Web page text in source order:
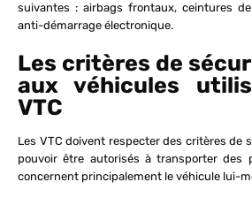
suivantes : airbags frontaux, ceintures
anti-démarrage électronique.
Les critères de
aux véhicules
VTC
Les VTC doivent respecter des critères de
pouvoir être autorisés à transporter des
concernent principalement le véhicule lui-